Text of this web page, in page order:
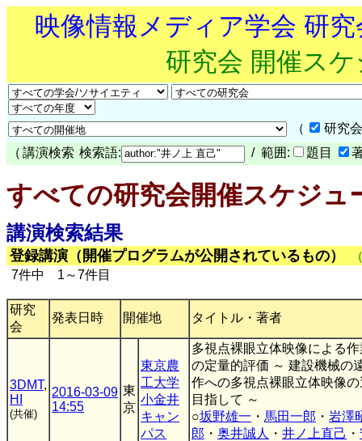
映像情報メディア学会 研
研究会 開催ス
（
研究
（ 講演検索 検索語: / 範囲: 題目
すべての研究会開催スケジュ
講演検索結果
登録講演（開催プログラムが公開されているもの）
7件中 1～7件目
研究
会
発表日時 開催地 タイトル・著者
3DMT,
HI
(共催)
2016-03-09
14:55
東
京
東京農
工大学
小金井
キャン
パス
多視点裸眼立体映像による
の定量的評価 ～ 建設機械の
作への多視点裸眼立体映像
目指して ～
○坂野雄一 ・ 馬田一郎 ・ 岩澤
郎 ・ 奥井誠人 ・ 井ノ上直己 ・